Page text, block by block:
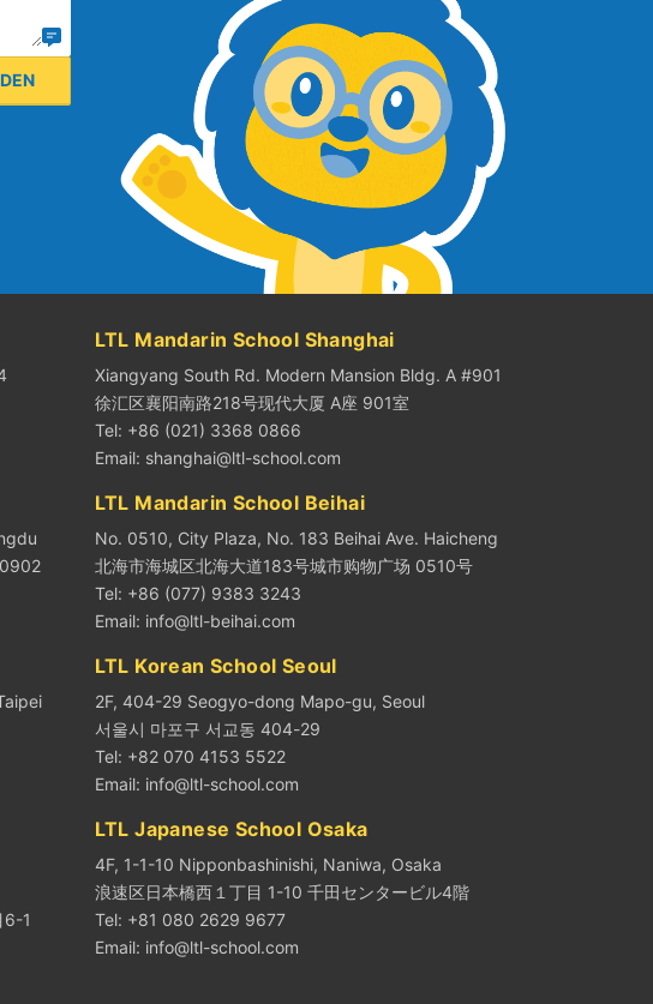
LTL Mandarin School Shanghai
Xiangyang South Rd. Modern Mansion Bldg. A #901
徐汇区襄阳南路218号现代大厦 A座 901室
Tel: +86 (021) 3368 0866
Email: shanghai@ltl-school.com
LTL Mandarin School Beihai
No. 0510, City Plaza, No. 183 Beihai Ave. Haicheng
北海市海城区北海大道183号城市购物广场 0510号
Tel: +86 (077) 9383 3243
Email: info@ltl-beihai.com
LTL Korean School Seoul
2F, 404-29 Seogyo-dong Mapo-gu, Seoul
서울시 마포구 서교동 404-29
Tel: +82 070 4153 5522
Email: info@ltl-school.com
6-1
LTL Japanese School Osaka
4F, 1-1-10 Nipponbashinishi, Naniwa, Osaka
浪速区日本橋西１丁目 1-10 千田センタービル4階
Tel: +81 080 2629 9677
Email: info@ltl-school.com